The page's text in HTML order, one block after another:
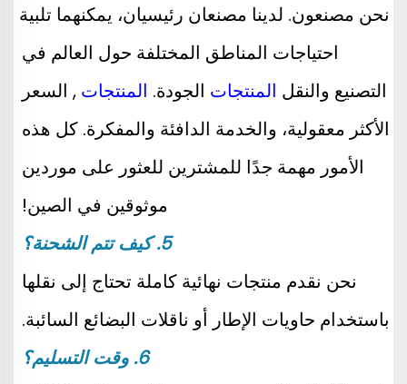
التصنيع والنقل المنتجات الجودة. المنتجات
موثوقين في الصين!
5. كيف تتم الشحنة؟
باستخدام حاويات الإطار أو ناقلات البضائع السائبة.
6. وقت التسليم؟